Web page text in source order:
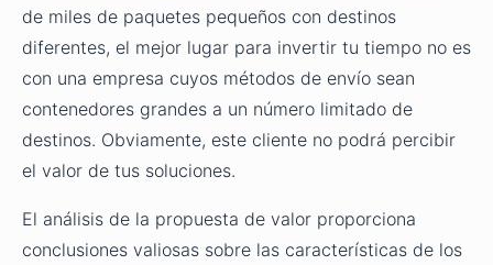
de miles de paquetes pequeños con destinos
diferentes, el mejor lugar para invertir tu tiempo no es
con una empresa cuyos métodos de envío sean
contenedores grandes a un número limitado de
destinos. Obviamente, este cliente no podrá percibir
el valor de tus soluciones.
El análisis de la propuesta de valor proporciona
conclusiones valiosas sobre las características de los